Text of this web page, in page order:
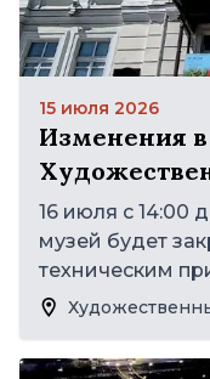
15 июля 2026
Изменения
16 июля с 14:00
музей будет
техническим